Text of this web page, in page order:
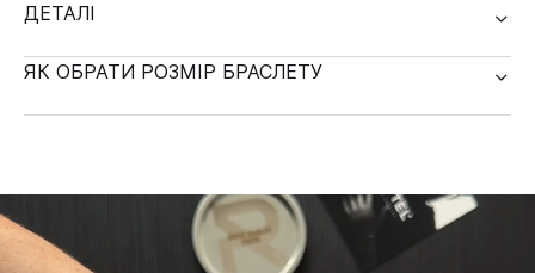
ДЕТАЛІ
ЯК ОБРАТИ РОЗМІР БРАСЛЕТУ